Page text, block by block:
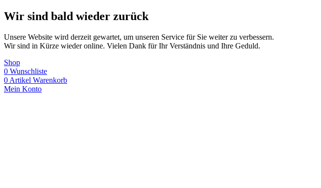
Wir sind bald wieder zurück
Unsere Website wird derzeit gewartet, um unseren Service für Sie weiter zu verbessern.
Wir sind in Kürze wieder online. Vielen Dank für Ihr Verständnis und Ihre Geduld.
Shop
0 Wunschliste
0 Artikel Warenkorb
Mein Konto